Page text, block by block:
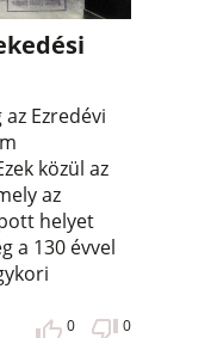
Ezredévi
közül az
az
helyet
a 130 évvel
0 0